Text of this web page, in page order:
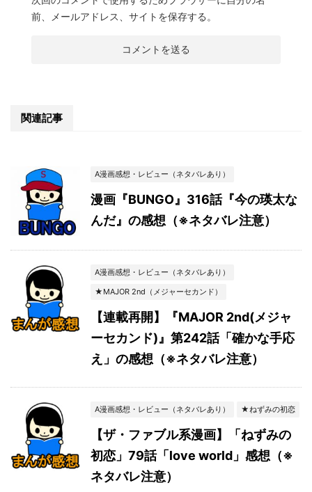
前、メールアドレス、サイトを保存する。
関連記事
A漫画感想・レビュー（ネタバレあり）
漫画『BUNGO』316話『今の瑛太な
んだ』の感想（※ネタバレ注意）
A漫画感想・レビュー（ネタバレあり）
★MAJOR 2nd（メジャーセカンド）
【連載再開】『MAJOR 2nd(メジャ
ーセカンド)』第242話「確かな手応
え」の感想（※ネタバレ注意）
A漫画感想・レビュー（ネタバレあり） ★ねずみの初恋
【ザ・ファブル系漫画】「ねずみの
初恋」79話「love world」感想（※
ネタバレ注意）